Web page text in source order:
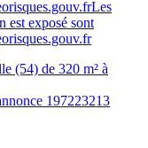
est exposé sont